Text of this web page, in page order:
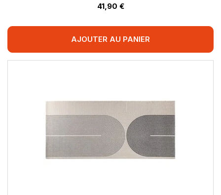
41,90 €
AJOUTER AU PANIER